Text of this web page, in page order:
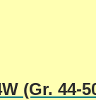
(Gr. 44-